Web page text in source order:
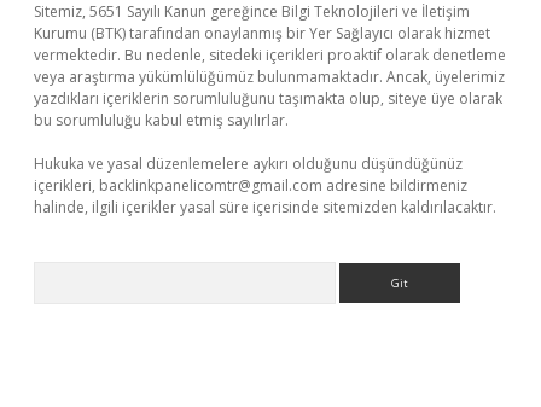
Sitemiz, 5651 Sayılı Kanun gereğince Bilgi Teknolojileri ve İletişim
Kurumu (BTK) tarafından onaylanmış bir Yer Sağlayıcı olarak hizmet
vermektedir. Bu nedenle, sitedeki içerikleri proaktif olarak denetleme
veya araştırma yükümlülüğümüz bulunmamaktadır. Ancak, üyelerimiz
yazdıkları içeriklerin sorumluluğunu taşımakta olup, siteye üye olarak
bu sorumluluğu kabul etmiş sayılırlar.
Hukuka ve yasal düzenlemelere aykırı olduğunu düşündüğünüz
içerikleri, backlinkpanelicomtr@gmail.com adresine bildirmeniz
halinde, ilgili içerikler yasal süre içerisinde sitemizden kaldırılacaktır.